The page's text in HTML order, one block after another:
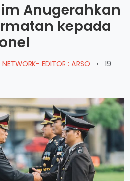
Anugerahkan
kepada
EDITOR : ARSO •
19